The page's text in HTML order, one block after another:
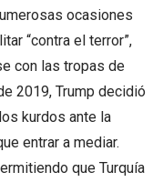
ocasiones
“contra el terror”,
con las tropas de
2019, Trump decidió
kurdos ante la
entrar a mediar.
que Turquía